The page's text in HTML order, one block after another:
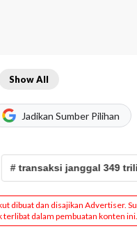
Show All
Jadikan Sumber Pilihan
# transaksi janggal 349 triliun